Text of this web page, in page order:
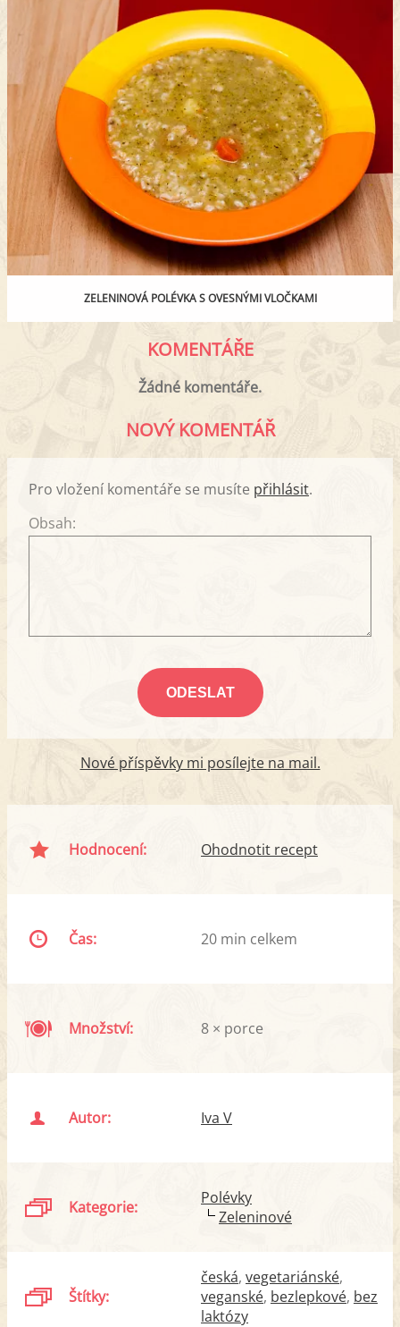
ZELENINOVÁ POLÉVKA S OVESNÝMI VLOČKAMI
KOMENTÁŘE
Žádné komentáře.
NOVÝ KOMENTÁŘ
Pro vložení komentáře se musíte přihlásit.
Obsah:
Nové příspěvky mi posílejte na mail.
Hodnocení: Ohodnotit recept
Čas: 20 min celkem
Množství: 8 × porce
Autor: Iva V
Kategorie:
Polévky
Zeleninové
Štítky:
česká vegetariánské
veganské bezlepkové bez
laktózy